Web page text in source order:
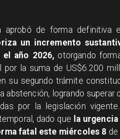
aprobó de forma definitiva
un incremento
año 2026, otorgando
por la suma de US$6.200
su segundo trámite
abstención, logrando superar
por la legislación
dado que la
fatal este miércoles 8